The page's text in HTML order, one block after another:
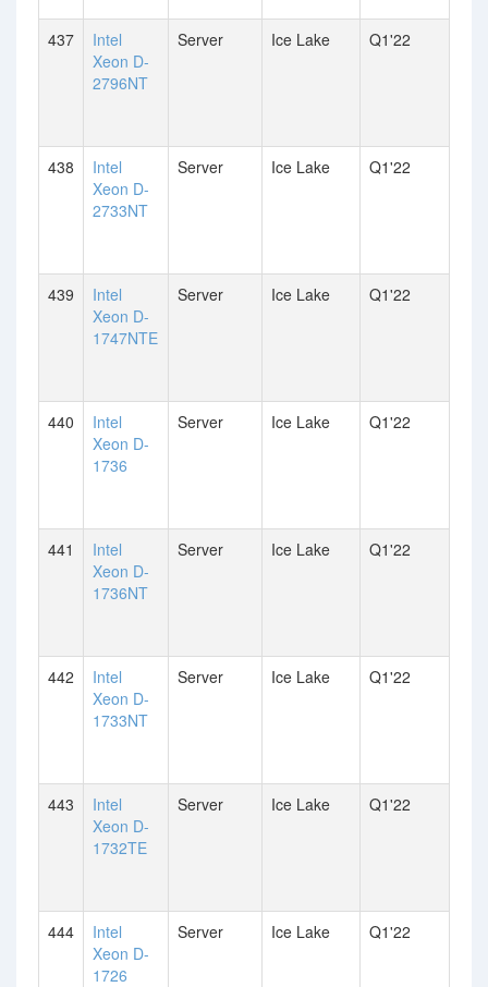
437
Intel
Xeon D-
2796NT
Server Ice Lake Q1'22
438
Intel
Xeon D-
2733NT
Server Ice Lake Q1'22
439
Intel
Xeon D-
1747NTE
Server Ice Lake Q1'22
440
Intel
Xeon D-
1736
Server Ice Lake Q1'22
441
Intel
Xeon D-
1736NT
Server Ice Lake Q1'22
442
Intel
Xeon D-
1733NT
Server Ice Lake Q1'22
443
Intel
Xeon D-
1732TE
Server Ice Lake Q1'22
444
Intel
Xeon D-
1726
Server Ice Lake Q1'22